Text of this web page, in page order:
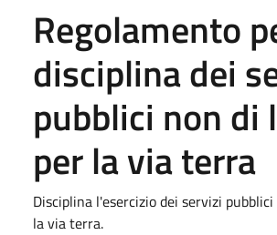
Regolamento
disciplina dei
pubblici non di
per la via terra
Disciplina l'esercizio dei servizi
la via terra.